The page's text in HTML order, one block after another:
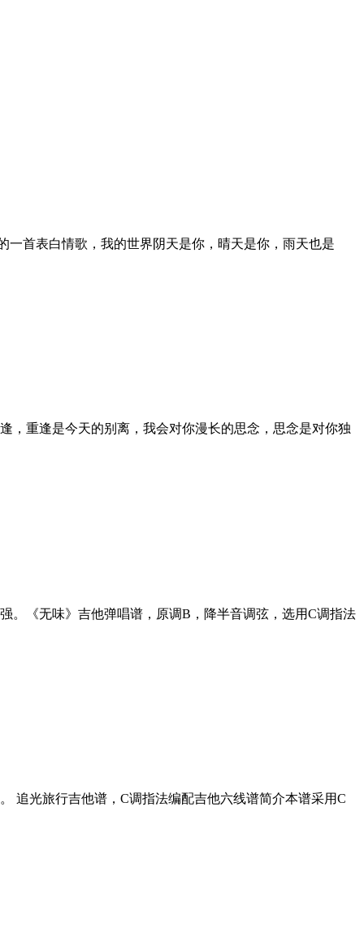
一首表白情歌，我的世界阴天是你，晴天是你，雨天也是
，重逢是今天的别离，我会对你漫长的思念，思念是对你独
。《无味》吉他弹唱谱，原调B，降半音调弦，选用C调指法
追光旅行吉他谱，C调指法编配吉他六线谱简介本谱采用C